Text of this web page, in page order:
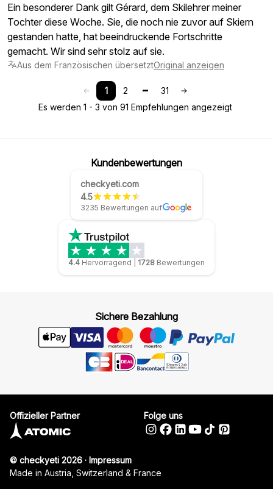
Ein besonderer Dank gilt Gérard, dem Skilehrer meiner
Tochter diese Woche. Sie, die noch nie zuvor auf Skiern
gestanden hatte, hat beeindruckende Fortschritte
gemacht. Wir sind sehr stolz auf sie.
Aus dem Französischen übersetztOriginal anzeigen
1 2
31
Es werden 1 - 3 von 91 Empfehlungen angezeigt
Kundenbewertungen
checkyeti.com
4.5
3235 Bewertungen auf
4.4 Hervorragend 1728 Bewertungen
Sichere Bezahlung
© checkyeti 2026 · Impressum
Made in Austria, Switzerland & France
Offizieller Partner Folge uns